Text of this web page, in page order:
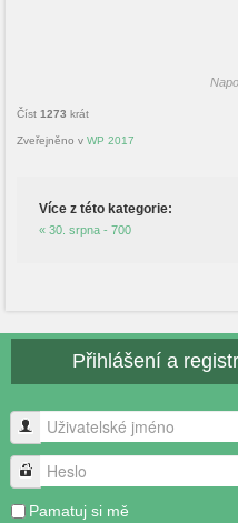
Číst 1273 krát
Zveřejněno v WP 2017
Více z této kategorie:
« 30. srpna - 700
Přihlášení a
Uživatelské jméno
Heslo
Pamatuj si mě